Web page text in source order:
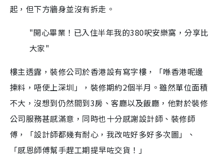
起，但下方牆身並沒有拆走。
"開心畢業！已入住半年我的380呎安樂窩，分享比
大家"
樓主透露，裝修公司於香港設有寫字樓，「喺香港呢邊
揀料，唔使上深圳」，裝修期約2個半月。雖然單位面積
不大，沒想到仍然間到3房、客廳以及飯廳，他對於裝修
公司服務甚感滿意，同時也十分感謝設計師、裝修師
傅，「設計師都幾有耐心，我改咗好多好多次圖」、
「感恩師傅幫手趕工期提早咗交貨！」